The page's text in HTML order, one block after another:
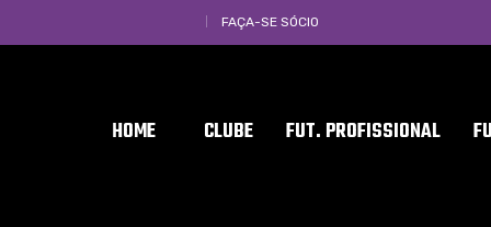
FAÇA-SE SÓCIO
HOME CLUBE FUT. PROFISSIONAL